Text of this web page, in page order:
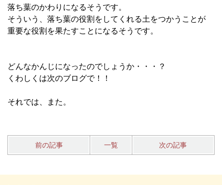
落ち葉のかわりになるそうです。
そういう、落ち葉の役割をしてくれる土をつかうことが
重要な役割を果たすことになるそうです。
どんなかんじになったのでしょうか・・・？
くわしくは次のブログで！！
それでは、また。
前の記事 一覧 次の記事